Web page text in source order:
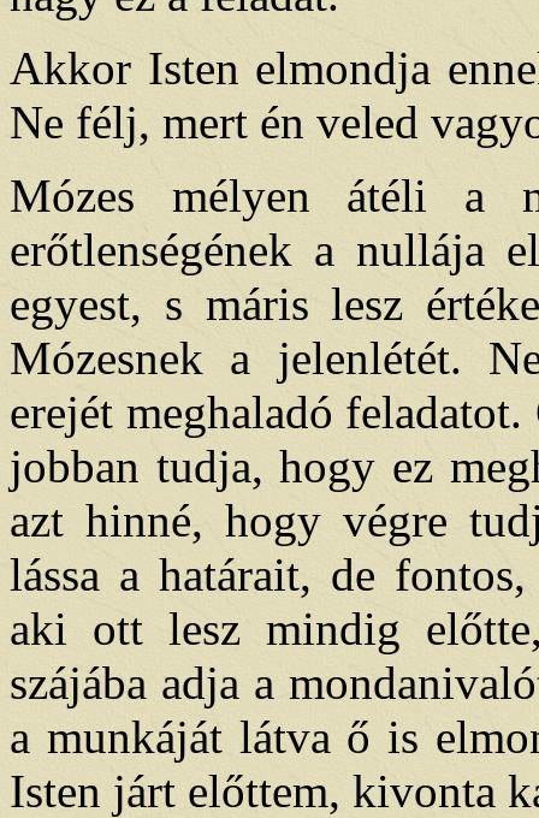
Akkor Isten elmondja
Ne félj, mert én veled
Mózes mélyen átéli a
erőtlenségének a nullája
egyest, s máris lesz
Mózesnek a jelenlétét.
erejét meghaladó
jobban tudja, hogy ez
azt hinné, hogy végre
lássa a határait, de
aki ott lesz mindig
szájába adja a
a munkáját látva ő is
Isten járt előttem, kivonta